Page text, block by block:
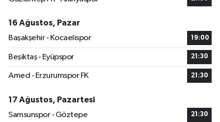
16 Ağustos, Pazar
Başakşehir - Kocaelispor
19:00
Beşiktaş - Eyüpspor 21:30
Amed - Erzurumspor FK 21:30
17 Ağustos, Pazartesi
Samsunspor - Göztepe
21:30